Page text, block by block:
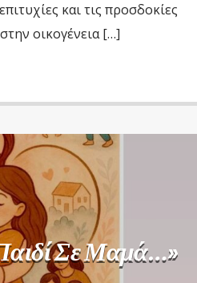
και τις προσδοκίες
οικογένεια […]
Σε Μαμά…»